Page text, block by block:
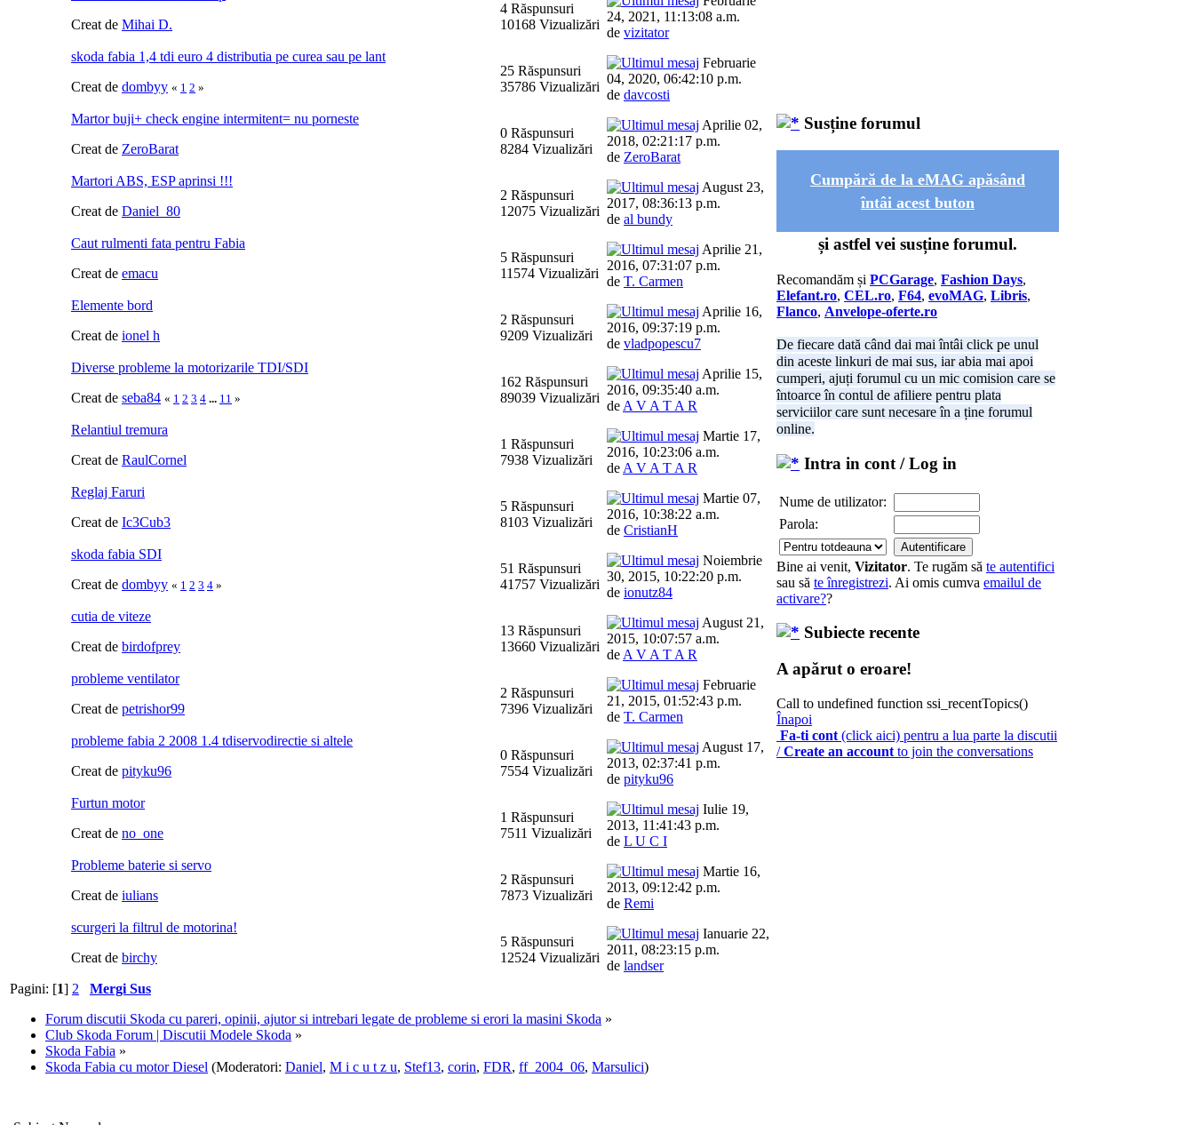
Creat de Mihai D.
4 Răspunsuri
10168 Vizualizări
24, 2021, 11:13:08 a.m.
de vizitator
skoda fabia 1,4 tdi euro 4 distributia pe curea sau pe lant
Creat de dombyy « 1 2 »
25 Răspunsuri
35786 Vizualizări
Februarie
04, 2020, 06:42:10 p.m.
de davcosti
Martor buji+ check engine intermitent= nu porneste
Creat de ZeroBarat
0 Răspunsuri
8284 Vizualizări
Aprilie 02,
2018, 02:21:17 p.m.
de ZeroBarat
Martori ABS, ESP aprinsi !!!
Creat de Daniel_80
2 Răspunsuri
12075 Vizualizări
August 23,
2017, 08:36:13 p.m.
de al bundy
Caut rulmenti fata pentru Fabia
Creat de emacu
5 Răspunsuri
11574 Vizualizări
Aprilie 21,
2016, 07:31:07 p.m.
de T. Carmen
Elemente bord
Creat de ionel h
2 Răspunsuri
9209 Vizualizări
Aprilie 16,
2016, 09:37:19 p.m.
de vladpopescu7
Diverse probleme la motorizarile TDI/SDI
Creat de seba84 « 1 2 3 4 ... 11 »
162 Răspunsuri
89039 Vizualizări
Aprilie 15,
2016, 09:35:40 a.m.
de A V A T A R
Relantiul tremura
Creat de RaulCornel
1 Răspunsuri
7938 Vizualizări
Martie 17,
2016, 10:23:06 a.m.
de A V A T A R
Reglaj Faruri
Creat de Ic3Cub3
5 Răspunsuri
8103 Vizualizări
Martie 07,
2016, 10:38:22 a.m.
de CristianH
skoda fabia SDI
Creat de dombyy « 1 2 3 4 »
51 Răspunsuri
41757 Vizualizări
Noiembrie
30, 2015, 10:22:20 p.m.
de ionutz84
cutia de viteze
Creat de birdofprey
13 Răspunsuri
13660 Vizualizări
August 21,
2015, 10:07:57 a.m.
de A V A T A R
probleme ventilator
Creat de petrishor99
2 Răspunsuri
7396 Vizualizări
Februarie
21, 2015, 01:52:43 p.m.
de T. Carmen
probleme fabia 2 2008 1.4 tdiservodirectie si altele
Creat de pityku96
0 Răspunsuri
7554 Vizualizări
August 17,
2013, 02:37:41 p.m.
de pityku96
Furtun motor
Creat de no_one
1 Răspunsuri
7511 Vizualizări
Iulie 19,
2013, 11:41:43 p.m.
de L U C I
Probleme baterie si servo
Creat de iulians
2 Răspunsuri
7873 Vizualizări
Martie 16,
2013, 09:12:42 p.m.
de Remi
scurgeri la filtrul de motorina!
Creat de birchy
5 Răspunsuri
12524 Vizualizări
Ianuarie 22,
2011, 08:23:15 p.m.
de landser
Pagini: [1] 2
Mergi Sus
Forum discutii Skoda cu pareri, opinii, ajutor si intrebari legate de probleme si erori la masini Skoda »
Club Skoda Forum | Discutii Modele Skoda »
Skoda Fabia »
Skoda Fabia cu motor Diesel (Moderatori: Daniel, M i c u t z u, Stef13, corin, FDR, ff_2004_06, Marsulici)
Susține forumul
Cumpără de la eMAG apăsând
întâi acest buton
și astfel vei susține forumul.
Recomandăm și PCGarage, Fashion Days,
Elefant.ro, CEL.ro, F64, evoMAG, Libris,
Flanco, Anvelope-oferte.ro
De fiecare dată când dai mai întâi click pe unul
din aceste linkuri de mai sus, iar abia mai apoi
cumperi, ajuți forumul cu un mic comision care se
întoarce în contul de afiliere pentru plata
serviciilor care sunt necesare în a ține forumul
online.
Intra in cont / Log in
Nume de utilizator:
Parola:
Bine ai venit, Vizitator. Te rugăm să te autentifici
sau să te înregistrezi. Ai omis cumva emailul de
activare??
Subiecte recente
A apărut o eroare!
Call to undefined function ssi_recentTopics()
Înapoi
Fa-ti cont (click aici) pentru a lua parte la discutii
/Create an account to join the conversations